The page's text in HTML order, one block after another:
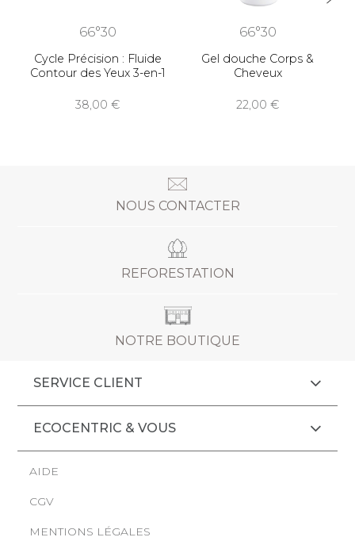
66°30
Cycle Précision : Fluide
Contour des Yeux 3-en-1
38,00
66°30
Gel douche Corps &
Cheveux
22,00
NOUS CONTACTER
REFORESTATION
NOTRE BOUTIQUE
SERVICE CLIENT
ECOCENTRIC & VOUS
AIDE
CGV
MENTIONS LÉGALES
cookies pour comprendre vos attentes et votre façon
qui vous sont proposés.